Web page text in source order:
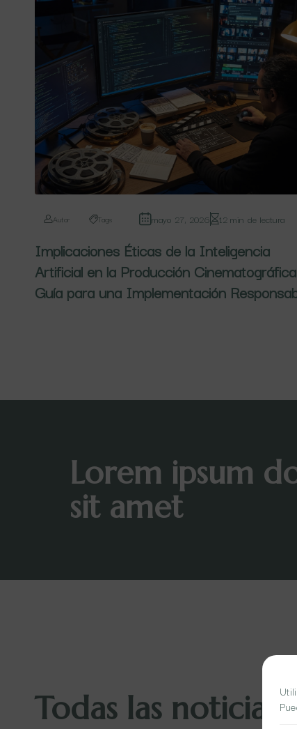
Autor Tags mayo 27, 2026 12 min de lectura
Implicaciones Éticas de la Inteligencia
Artificial en la Producción
Guía para una Implementación
Lorem ipsum
sit amet
Todas las noticias